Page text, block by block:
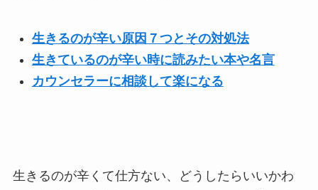
生きるのが辛い原因７つとその対処法
生きているのが辛い時に読みたい本や名言
カウンセラーに相談して楽になる
生きるのが辛くて仕方ない、どうしたらいいかわ